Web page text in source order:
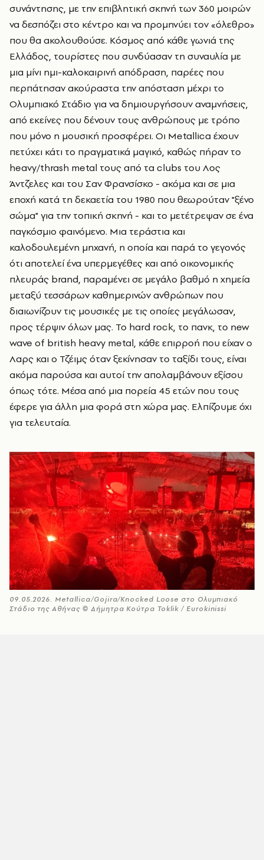
συνάντησης, με την επιβλητική σκηνή των 360 μοιρών
να δεσπόζει στο κέντρο και να προμηνύει τον «όλεθρο»
που θα ακολουθούσε. Κόσμος από κάθε γωνιά της
Ελλάδος, τουρίστες που συνδύασαν τη συναυλία με
μια μίνι ημι-καλοκαιρινή απόδραση, παρέες που
περπάτησαν ακούραστα την απόσταση μέχρι το
Ολυμπιακό Στάδιο για να δημιουργήσουν αναμνήσεις,
από εκείνες που δένουν τους ανθρώπους με τρόπο
που μόνο η μουσική προσφέρει. Οι Metallica έχουν
πετύχει κάτι το πραγματικά μαγικό, καθώς πήραν το
heavy/thrash metal τους από τα clubs του Λος
Άντζελες και του Σαν Φρανσίσκο - ακόμα και σε μια
εποχή κατά τη δεκαετία του 1980 που θεωρούταν "ξένο
σώμα" για την τοπική σκηνή - και το μετέτρεψαν σε ένα
παγκόσμιο φαινόμενο. Μια τεράστια και
καλοδουλεμένη μηχανή, η οποία και παρά το γεγονός
ότι αποτελεί ένα υπερμεγέθες και από οικονομικής
πλευράς brand, παραμένει σε μεγάλο βαθμό η χημεία
μεταξύ τεσσάρων καθημερινών ανθρώπων που
διαιωνίζουν τις μουσικές με τις οποίες μεγάλωσαν,
προς τέρψιν όλων μας. Το hard rock, το πανκ, το new
wave of british heavy metal, κάθε επιρροή που είχαν ο
Λαρς και ο Τζέιμς όταν ξεκίνησαν το ταξίδι τους, είναι
ακόμα παρούσα και αυτοί την απολαμβάνουν εξίσου
όπως τότε. Μέσα από μια πορεία 45 ετών που τους
έφερε για άλλη μια φορά στη χώρα μας. Ελπίζουμε όχι
για τελευταία.
09.05.2026. Metallica/Gojira/Knocked Loose στο Ολυμπιακό
Στάδιο της Αθήνας © Δήμητρα Κούτρα Toklik / Eurokinissi